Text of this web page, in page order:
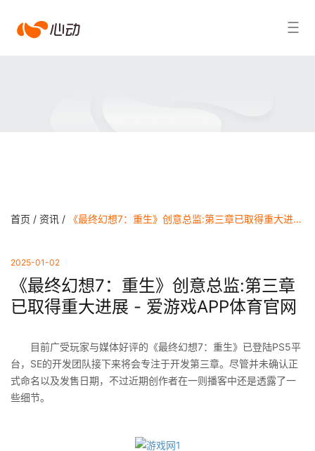
爱搜索结果
首页 / 资讯 / 《最终幻想7：重生》创意总监:第三章已取得重大进展 - 爱游戏APP体育官网
2025-01-02
《最终幻想7：重生》创意总监:第三章
已取得重大进展 - 爱游戏APP体育官网
目前广受玩家与媒体好评的《最终幻想7：重生》已登陆PS5平
台，SE的开发团队接下来将会专注于开发第三章。尽管并未确认正
式命名以及发售日期，不过近期创作者在一则播客中还是透露了一
些细节。